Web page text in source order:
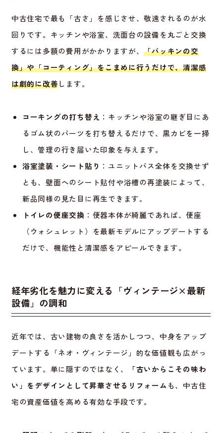
中古住宅で最も「古さ」を感じさせ、敬遠されるのが水
回りです。キッチンや浴室、洗面台の設備を丸ごと交換
するには多額の費用がかかりますが、「パッキンの交
換」や「コーティング」をこまめに行うだけで、清潔感
は劇的に改善します。
コーキングの打ち替え ：キッチンや浴室の継ぎ目にあ
るゴム状のパーツを打ち替えるだけで、黒カビを一掃
し、管理の行き届いた印象を与えます。
浴室塗装・シート貼り ：ユニットバス全体を交換せず
とも、壁面へのシート貼付や浴槽の再塗装によって、
新品同様の見た目に再生できます。
トイレの便座交換 ：便器本体が綺麗であれば、便座
（ウォシュレット）を最新モデルにアップデートする
だけで、機能性と清潔感をアピールできます。
経年劣化を魅力に変える「ヴィンテージ×最新
設備」の調和
近年では、古い建物の良さを活かしつつ、中身をアップ
デートする「ネオ・ヴィンテージ」的な価値観も広がっ
ています。単に隠すのではなく、
「古いからこその味わ
い」をデザインとして昇華させるリフォーム も、中古住
宅の資産価値を高める有効な手段です。